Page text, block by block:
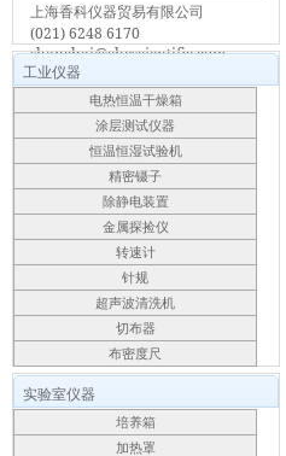
上海香科仪器贸易有限公司
(021) 6248 6170
shanghai@chescientific.com
联系人：车先生
工业仪器
电热恒温干燥箱
涂层测试仪器
恒温恒湿试验机
精密镊子
除静电装置
金属探捡仪
转速计
针规
超声波清洗机
切布器
布密度尺
实验室仪器
培养箱
加热罩